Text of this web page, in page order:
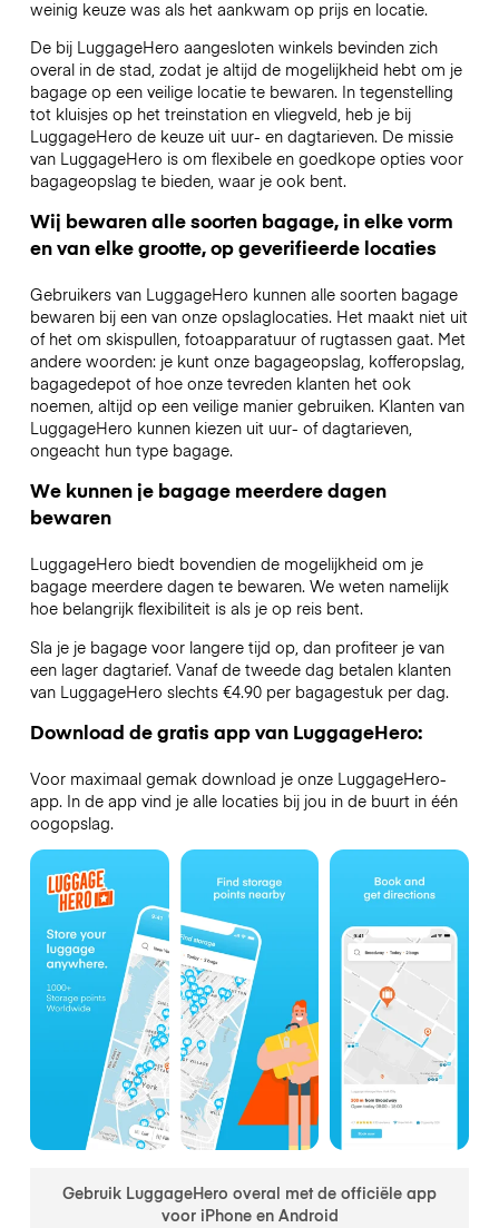
weinig keuze was als het aankwam op prijs en locatie.
De bij LuggageHero aangesloten winkels bevinden zich
overal in de stad, zodat je altijd de mogelijkheid hebt om je
bagage op een veilige locatie te bewaren. In tegenstelling
tot kluisjes op het treinstation en vliegveld, heb je bij
LuggageHero de keuze uit uur- en dagtarieven. De missie
van LuggageHero is om flexibele en goedkope opties voor
bagageopslag te bieden, waar je ook bent.
Wij bewaren alle soorten bagage, in elke vorm
en van elke grootte, op geverifieerde locaties
Gebruikers van LuggageHero kunnen alle soorten bagage
bewaren bij een van onze opslaglocaties. Het maakt niet uit
of het om skispullen, fotoapparatuur of rugtassen gaat. Met
andere woorden: je kunt onze bagageopslag, kofferopslag,
bagagedepot of hoe onze tevreden klanten het ook
noemen, altijd op een veilige manier gebruiken. Klanten van
LuggageHero kunnen kiezen uit uur- of dagtarieven,
ongeacht hun type bagage.
We kunnen je bagage meerdere dagen
bewaren
LuggageHero biedt bovendien de mogelijkheid om je
bagage meerdere dagen te bewaren. We weten namelijk
hoe belangrijk flexibiliteit is als je op reis bent.
Sla je je bagage voor langere tijd op, dan profiteer je van
een lager dagtarief. Vanaf de tweede dag betalen klanten
van LuggageHero slechts €4.90 per bagagestuk per dag.
Download de gratis app van LuggageHero:
Voor maximaal gemak download je onze LuggageHero-
app. In de app vind je alle locaties bij jou in de buurt in één
oogopslag.
Gebruik LuggageHero overal met de officiële app
voor iPhone en Android